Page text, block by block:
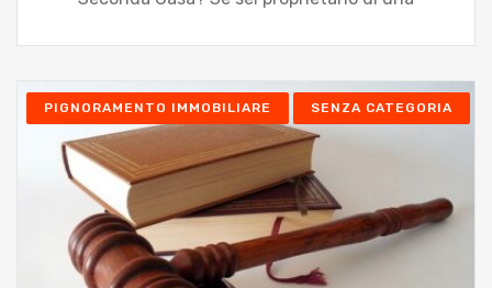
PIGNORAMENTO IMMOBILIARE SENZA CATEGORIA